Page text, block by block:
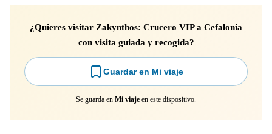
¿Quieres visitar Zakynthos: Crucero VIP a Cefalonia
con visita guiada y recogida?
Guardar en Mi viaje
Se guarda en Mi viaje en este dispositivo.